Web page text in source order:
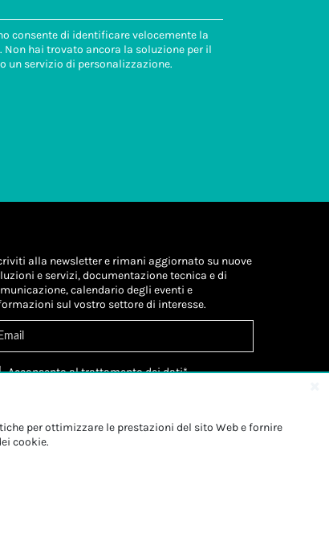
consente di identificare velocemente la
Non hai trovato ancora la soluzione per il
un servizio di personalizzazione.
alla newsletter e rimani aggiornato su nuove
e servizi, documentazione tecnica e di
calendario degli eventi e
sul vostro settore di interesse.
Acconsento altrattamento dei dati*
miei dati personali a fini dimarketing*
per ottimizzare le prestazioni del sito Web e fornire
cookie.